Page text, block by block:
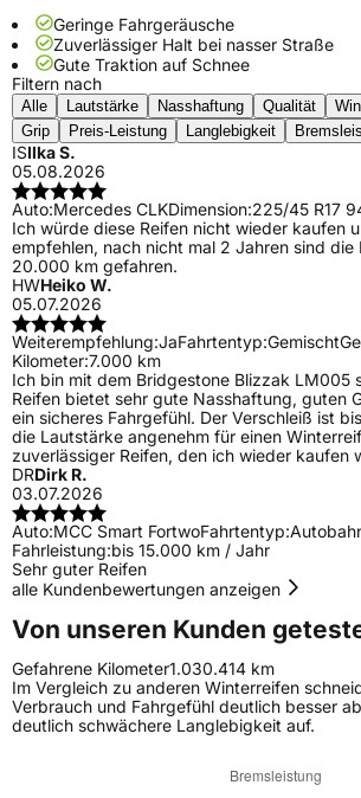
Geringe Fahrgeräusche
Zuverlässiger Halt bei nasser Straße
Gute Traktion auf Schnee
Filtern nach
Alle Lautstärke Nasshaftung Qualität
Grip
Preis-Leistung Langlebigkeit
ISIlka S.
05.08.2026
Auto:Mercedes CLKDimension:225/45 R17
Ich würde diese Reifen nicht wieder kaufen
empfehlen, nach nicht mal 2 Jahren sind die
20.000 km gefahren.
HWHeiko W.
05.07.2026
Weiterempfehlung:JaFahrtentyp:Gemischt
Kilometer:7.000 km
Ich bin mit dem Bridgestone Blizzak LM005
Reifen bietet sehr gute Nasshaftung, guten
ein sicheres Fahrgefühl. Der Verschleiß ist
die Lautstärke angenehm für einen
zuverlässiger Reifen, den ich wieder kaufen
DRDirk R.
03.07.2026
Auto:MCC Smart FortwoFahrtentyp:
Fahrleistung:bis 15.000 km / Jahr
Sehr guter Reifen
alle Kundenbewertungen anzeigen
Von unseren Kunden
Gefahrene Kilometer1.030.414 km
Im Vergleich zu anderen Winterreifen
Verbrauch und Fahrgefühl deutlich besser
deutlich schwächere Langlebigkeit auf.